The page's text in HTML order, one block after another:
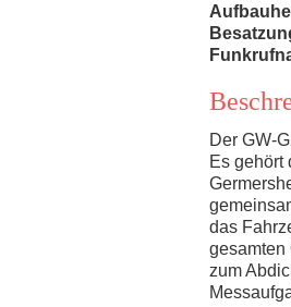
Der GW-
Es gehört
das
gesamten
zum